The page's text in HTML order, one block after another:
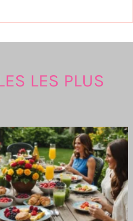
LES PLUS